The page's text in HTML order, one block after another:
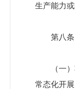
生产能力
第八
（一
常态化开